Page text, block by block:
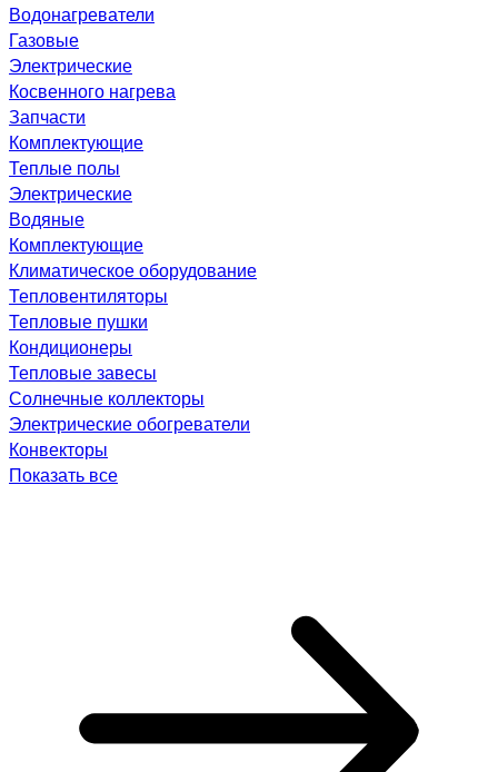
Водонагреватели
Газовые
Электрические
Косвенного нагрева
Запчасти
Комплектующие
Теплые полы
Электрические
Водяные
Комплектующие
Климатическое оборудование
Тепловентиляторы
Тепловые пушки
Кондиционеры
Тепловые завесы
Солнечные коллекторы
Электрические обогреватели
Конвекторы
Показать все